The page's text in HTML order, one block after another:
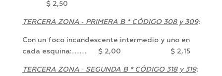
$ 2,50
TERCERA ZONA ‑ PRIMERA B * CÓDIGO 308 y 309:
Con un foco incandescente intermedio y uno en
cada esquina:……… $ 2,00 $ 2,15
TERCERA ZONA ‑ SEGUNDA B * CÓDIGO 318 y 319: